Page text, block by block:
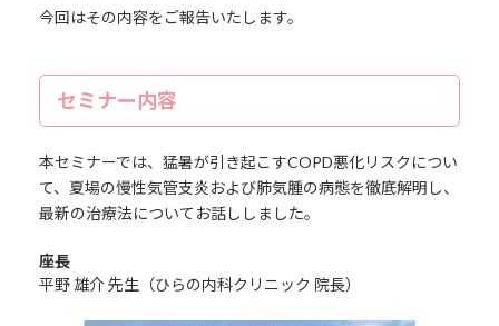
今回はその内容をご報告いたします。
セミナー内容
本セミナーでは、猛暑が引き起こすCOPD悪化リスクについ
て、夏場の慢性気管支炎および肺気腫の病態を徹底解明し、
最新の治療法についてお話ししました。
座長
平野 雄介 先生（ひらの内科クリニック 院長）